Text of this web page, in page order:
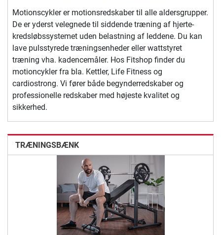
Motionscykler er motionsredskaber til alle aldersgrupper.
De er yderst velegnede til siddende træning af hjerte-
kredsløbssystemet uden belastning af leddene. Du kan
lave pulsstyrede træningsenheder eller wattstyret
træning vha. kadencemåler. Hos Fitshop finder du
motioncykler fra bla. Kettler, Life Fitness og
cardiostrong. Vi fører både begynderredskaber og
professionelle redskaber med højeste kvalitet og
sikkerhed.
TRÆNINGSBÆNK